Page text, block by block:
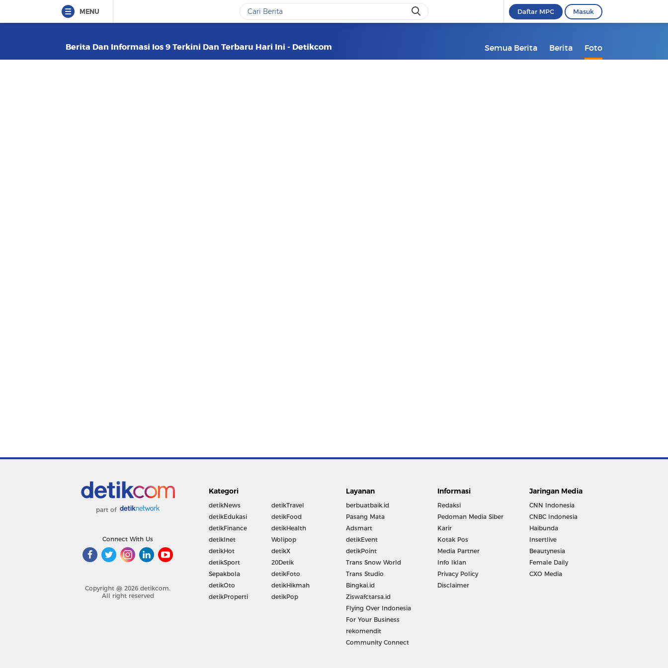
MENU Daftar MPC Masuk
Berita Dan Informasi Ios 9 Terkini Dan Terbaru Hari Ini - Detikcom Semua Berita Berita Foto
part of
Connect With Us
Copyright @ 2026 detikcom.
All right reserved
Kategori
detikNews
detikEdukasi
detikFinance
detikInet
detikHot
detikSport
Sepakbola
detikOto
detikProperti
detikTravel
detikFood
detikHealth
Wolipop
detikX
20Detik
detikFoto
detikHikmah
detikPop
Layanan
berbuatbaik.id
Pasang Mata
Adsmart
detikEvent
detikPoint
Trans Snow World
Trans Studio
Bingkai.id
Ziswafctarsa.id
Flying Over Indonesia
For Your Business
rekomendit
Community Connect
Informasi
Redaksi
Pedoman Media Siber
Karir
Kotak Pos
Media Partner
Info Iklan
Privacy Policy
Disclaimer
Jaringan Media
CNN Indonesia
CNBC Indonesia
Haibunda
Insertlive
Beautynesia
Female Daily
CXO Media